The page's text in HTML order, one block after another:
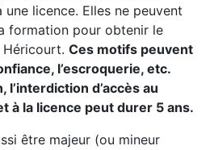
licence. Elles ne peuvent
formation pour obtenir le
Héricourt. Ces motifs peuvent
l’escroquerie, etc.
l’interdiction d’accès au
à la licence peut durer 5 ans.
être majeur (ou mineur